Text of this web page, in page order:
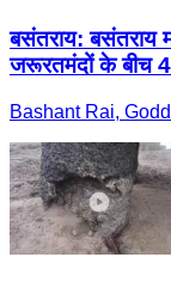
बसंतराय: बसंतराय
जरूरतमंदों के बीच
Bashant Rai,